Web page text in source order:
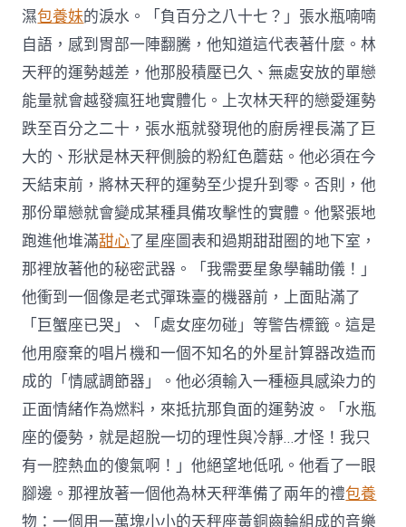
濕包養妹的淚水。「負百分之八十七？」張水瓶喃喃
自語，感到胃部一陣翻騰，他知道這代表著什麼。林
天秤的運勢越差，他那股積壓已久、無處安放的單戀
能量就會越發瘋狂地實體化。上次林天秤的戀愛運勢
跌至百分之二十，張水瓶就發現他的廚房裡長滿了巨
大的、形狀是林天秤側臉的粉紅色蘑菇。他必須在今
天結束前，將林天秤的運勢至少提升到零。否則，他
那份單戀就會變成某種具備攻擊性的實體。他緊張地
跑進他堆滿甜心了星座圖表和過期甜甜圈的地下室，
那裡放著他的秘密武器。「我需要星象學輔助儀！」
他衝到一個像是老式彈珠臺的機器前，上面貼滿了
「巨蟹座已哭」、「處女座勿碰」等警告標籤。這是
他用廢棄的唱片機和一個不知名的外星計算器改造而
成的「情感調節器」。他必須輸入一種極具感染力的
正面情緒作為燃料，來抵抗那負面的運勢波。「水瓶
座的優勢，就是超脫一切的理性與冷靜…才怪！我只
有一腔熱血的傻氣啊！」他絕望地低吼。他看了一眼
腳邊。那裡放著一個他為林天秤準備了兩年的禮包養
物：一個用一萬塊小小的天秤座黃銅齒輪組成的音樂